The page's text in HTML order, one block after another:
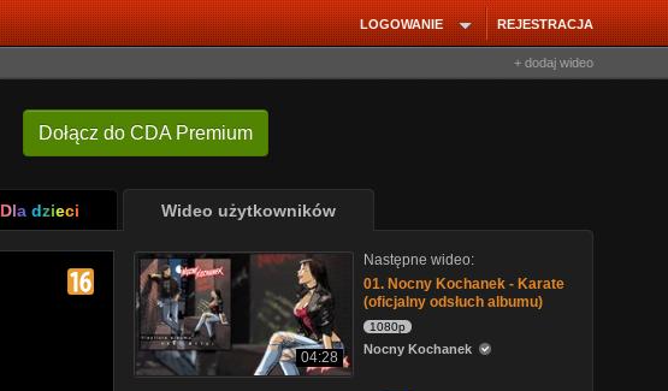
REJESTRACJA
LOGOWANIE
+ dodaj wideo
Dołącz do CDA Premium
Dla dzieci Wideo użytkowników
04:28
Następne wideo:
01. Nocny Kochanek - Karate
(oficjalny odsłuch albumu)
1080p
Nocny Kochanek